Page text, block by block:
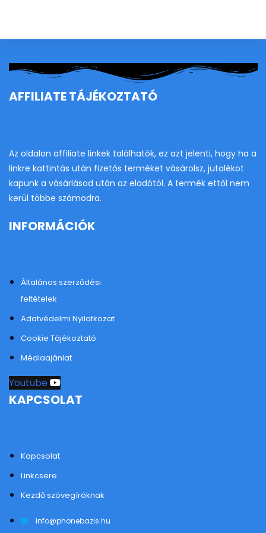
AFFILIATE TÁJÉKOZTATÓ
Az oldalon affiliate linkek találhatók, ez azt jelenti, hogy ha a
linkre kattintás után fizetős terméket vásárolsz, jutalékot
kapunk a vásárlásod után az eladótól. A termék ettől nem
kerül többe számodra.
INFORMÁCIÓK
Általános szerződési
feltételek
Adatvédelmi Nyilatkozat
Cookie Tájékoztató
Médiaajánlat
Youtube
KAPCSOLAT
Kapcsolat
Linkcsere
Kezdő szövegíróknak
info@phonebazis.hu